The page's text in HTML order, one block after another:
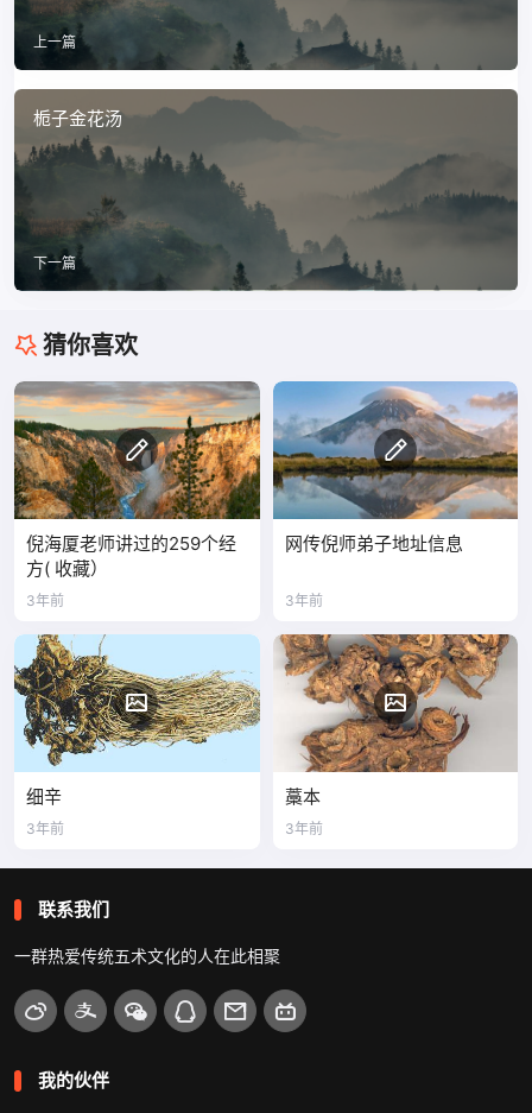
上一篇
栀子金花汤
下一篇
猜你喜欢
倪海厦老师讲过的259个经
方( 收藏）
3年前
网传倪师弟子地址信息
3年前
细辛
3年前
藁本
3年前
联系我们
一群热爱传统五术文化的人在此相聚
我的伙伴